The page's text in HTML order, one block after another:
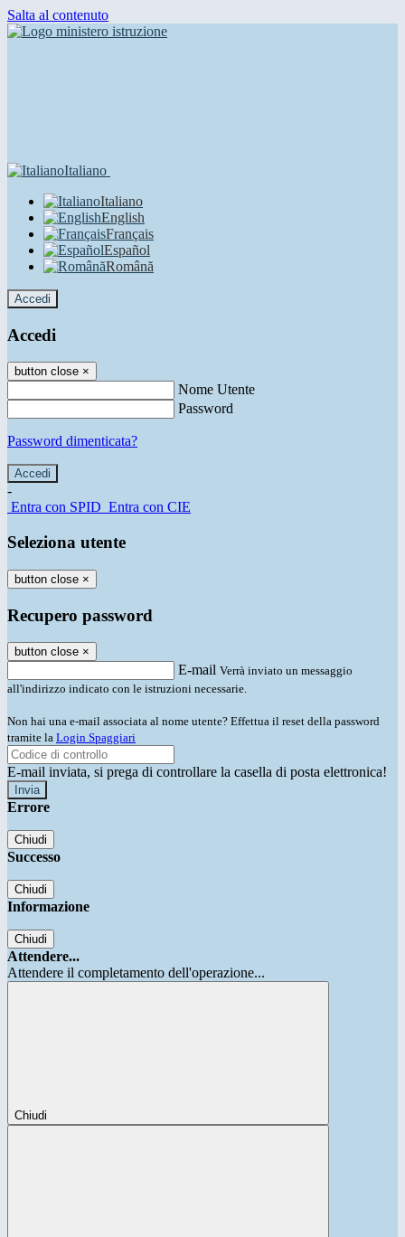
Salta al contenuto
Italiano
Italiano
English
Français
Español
Română
Accedi
Accedi
button close ×
Nome Utente
Password
Password dimenticata?
-
Entra con SPID Entra con CIE
Seleziona utente
button close ×
Recupero password
button close ×
E-mail Verrà inviato un messaggio
all'indirizzo indicato con le istruzioni necessarie.
Non hai una e-mail associata al nome utente? Effettua il reset della password
tramite la Login Spaggiari
E-mail inviata, si prega di controllare la casella di posta elettronica!
Errore
Chiudi
Successo
Chiudi
Informazione
Chiudi
Attendere...
Attendere il completamento dell'operazione...
Chiudi